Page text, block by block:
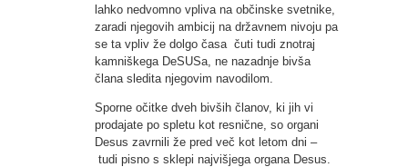
lahko nedvomno vpliva na občinske svetnike,
zaradi njegovih ambicij na državnem nivoju pa
se ta vpliv že dolgo časa čuti tudi znotraj
kamniškega DeSUSa, ne nazadnje bivša
člana sledita njegovim navodilom.
Sporne očitke dveh bivših članov, ki jih vi
prodajate po spletu kot resnične, so organi
Desus zavrnili že pred več kot letom dni –
tudi pisno s sklepi najvišjega organa Desus.